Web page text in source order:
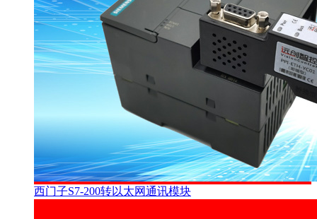
西门子S7-200转以太网通讯模块